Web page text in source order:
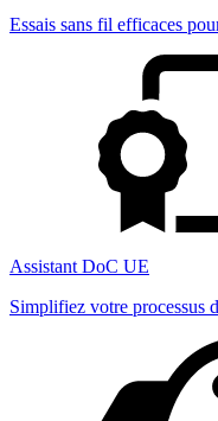
Essais sans fil efficaces
Assistant DoC UE
Simplifiez votre processus